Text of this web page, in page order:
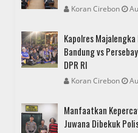
Koran Cirebon
Kapolres
Bandung vs
DPR RI
Koran Cirebon
Manfaatkan
Juwana Dibekuk